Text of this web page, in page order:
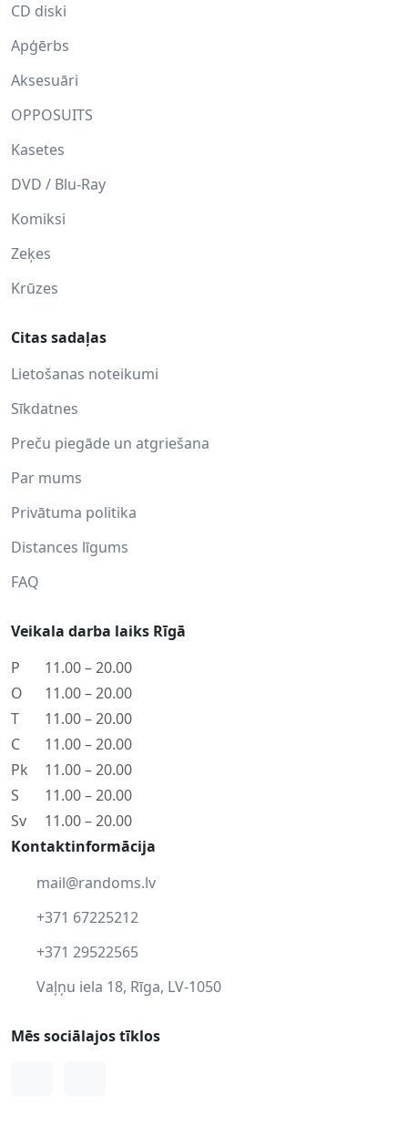
CD diski
Apģērbs
Aksesuāri
OPPOSUITS
Kasetes
DVD / Blu-Ray
Komiksi
Zeķes
Krūzes
Citas sadaļas
Lietošanas noteikumi
Sīkdatnes
Preču piegāde un atgriešana
Par mums
Privātuma politika
Distances līgums
FAQ
Veikala darba laiks Rīgā
P
11.00 – 20.00
O
11.00 – 20.00
T
11.00 – 20.00
C
11.00 – 20.00
Pk
11.00 – 20.00
S
11.00 – 20.00
Sv
11.00 – 20.00
Kontaktinformācija
mail@randoms.lv
+371 67225212
+371 29522565
Vaļņu iela 18, Rīga, LV-1050
Mēs sociālajos tīklos